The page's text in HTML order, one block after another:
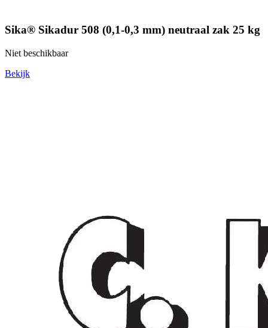
Sika® Sikadur 508 (0,1-0,3 mm) neutraal zak 25 kg
Niet beschikbaar
Bekijk